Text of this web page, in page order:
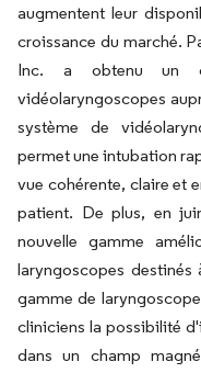
augmentent leur
croissance du marché.
Inc. a obtenu un
vidéolaryngoscopes
système de
permet une intubation
vue cohérente, claire et
patient. De plus, en
nouvelle gamme
laryngoscopes destinés
gamme de
cliniciens la possibilité
dans un champ